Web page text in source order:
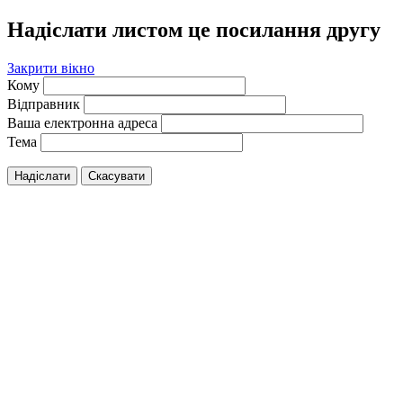
Надіслати листом це посилання другу
Закрити вікно
Кому
Відправник
Ваша електронна адреса
Тема
Надіслати Скасувати